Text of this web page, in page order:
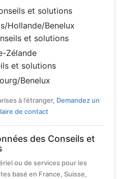
et solutions
Hollande/Benelux
et solutions
Zélande
et solutions
Benelux
à l’étranger, Demandez un
de contact
des Conseils et
ou de services pour les
basé en France, Suisse,